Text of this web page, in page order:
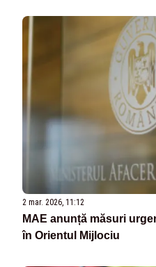
2 mar. 2026, 11:12
MAE anunță măsuri
în Orientul Mijlociu